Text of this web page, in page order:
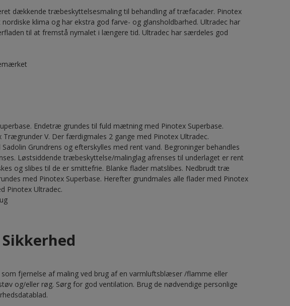
dækkende træbeskyttelsesmaling til behandling af træfacader. Pinotex
klima og har ekstra god farve- og glansholdbarhed. Ultradec har
til at fremstå nymalet i længere tid. Ultradec har særdeles god
Endetræ grundes til fuld mætning med Pinotex Superbase.
V. Der færdigmales 2 gange med Pinotex Ultradec.
Grundrens og efterskylles med rent vand. Begroninger behandles
Løstsiddende træbeskyttelse/malinglag afrenses til underlaget er rent
og slibes til de er smittefrie. Blanke flader matslibes. Nedbrudt træ
med Pinotex Superbase. Herefter grundmales alle flader med Pinotex
Pinotex Ultradec.
fjernelse af maling ved brug af en varmluftsblæser /flamme eller
og/eller røg. Sørg for god ventilation. Brug de nødvendige personlige